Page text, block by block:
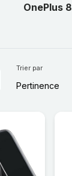
OnePlus 8
Trier par